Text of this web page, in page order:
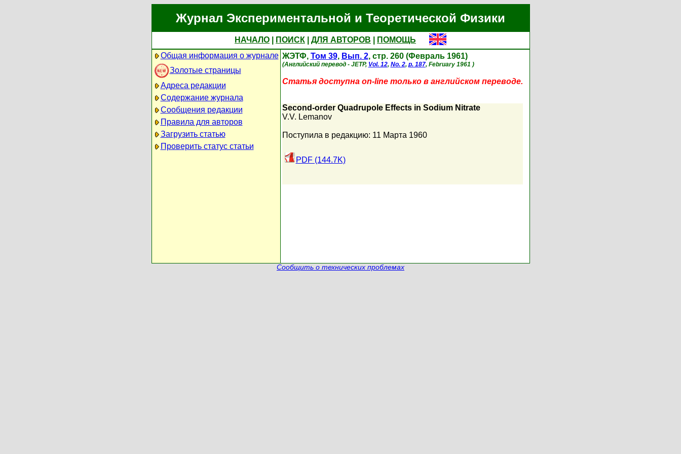
Журнал Экспериментальной и Теоретической Физики
НАЧАЛО ПОИСК ДЛЯ АВТОРОВ
ПОМОЩЬ
Общая информация о журнале
Золотые страницы
Адреса редакции
Содержание журнала
Сообщения редакции
Правила для авторов
Загрузить статью
Проверить статус статьи
ЖЭТФ, Том 39, Вып. 2, стр. 260 (Февраль 1961)
(Английский перевод - JETP, Vol. 12, No. 2, p. 187, February 1961 )
Статья доступна on-line только в английском переводе.
Second-order Quadrupole Effects in Sodium Nitrate
V.V. Lemanov
Поступила в редакцию: 11 Марта 1960
PDF (144.7K)
Сообщить о технических проблемах